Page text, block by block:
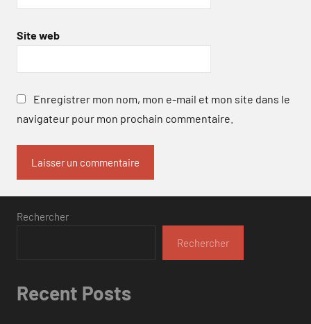
Site web
Enregistrer mon nom, mon e-mail et mon site dans le
navigateur pour mon prochain commentaire.
Rechercher
Rechercher
Recent Posts